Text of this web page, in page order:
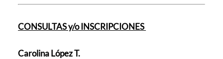
CONSULTAS y/o INSCRIPCIONES
Carolina López T.